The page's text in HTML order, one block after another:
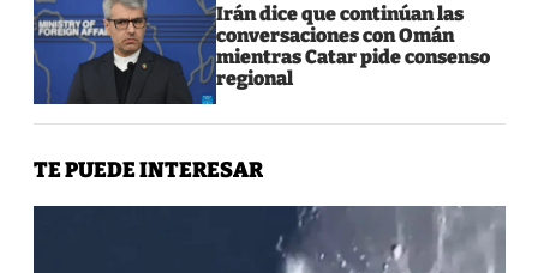
Irán dice que continúan las
conversaciones con Omán
mientras Catar pide consenso
regional
TE PUEDE INTERESAR